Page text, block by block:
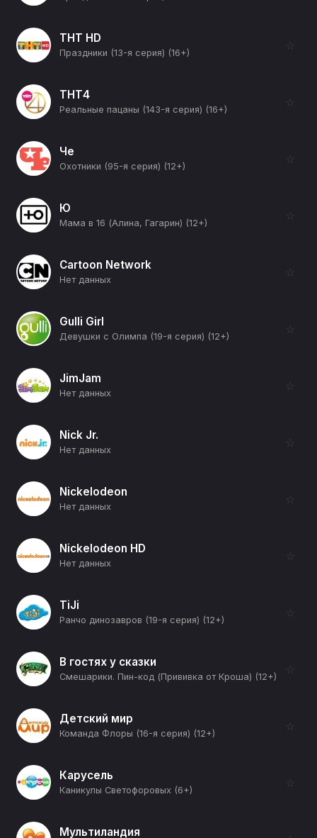
ТНТ HD
Праздники (13-я серия) (16+)
☆
ТНТ4
Реальные пацаны (143-я серия) (16+)
☆
Че
Охотники (95-я серия) (12+)
☆
Ю
Мама в 16 (Алина, Гагарин) (12+)
☆
Cartoon Network
Нет данных
☆
Gulli Girl
Девушки с Олимпа (19-я серия) (12+)
☆
JimJam
Нет данных
☆
Nick Jr.
Нет данных
☆
Nickelodeon
Нет данных
☆
Nickelodeon HD
Нет данных
☆
TiJi
Ранчо динозавров (19-я серия) (12+)
☆
В гостях у сказки
Смешарики. Пин-код (Прививка от Кроша) (12+)
☆
Детский мир
Команда Флоры (16-я серия) (12+)
☆
Карусель
Каникулы Светофоровых (6+)
☆
Мультиландия